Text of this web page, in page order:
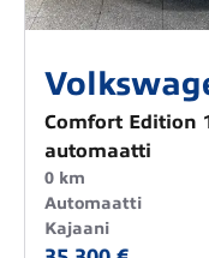
Comfort Edition
automaatti
0 km
Automaatti
Kajaani